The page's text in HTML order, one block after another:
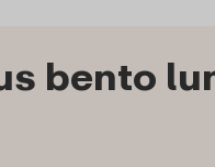
bento